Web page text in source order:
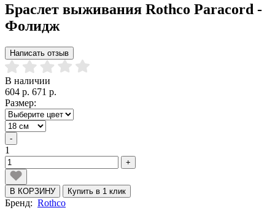
Браслет выживания Rothco Paracord -
Фолидж
Написать отзыв
В наличии
604 р. 671 р.
Размер:
-
1
+
В КОРЗИНУ Купить в 1 клик
Бренд: Rothco